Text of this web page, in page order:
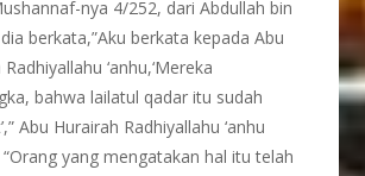
nya 4/252, dari Abdullah bin
berkata,”Aku berkata kepada Abu
‘anhu,‘Mereka
bahwa lailatul qadar itu sudah
Abu Hurairah Radhiyallahu ‘anhu
yang mengatakan hal itu telah